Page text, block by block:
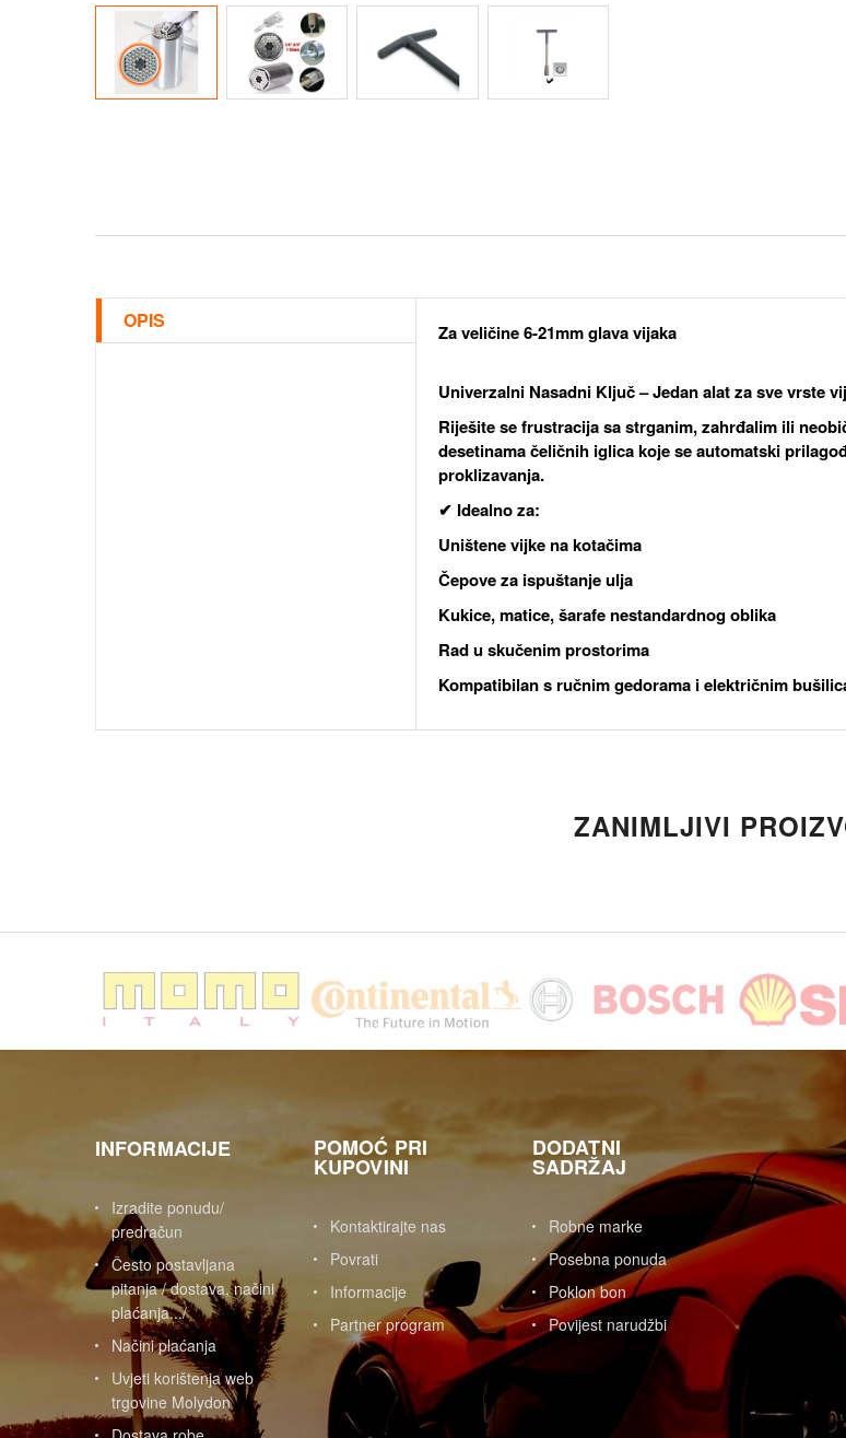
OPIS Za veličine 6-21mm glava vijaka
Univerzalni Nasadni Ključ – Jedan alat za sve vrste
Riješite se frustracija sa strganim, zahrđalim ili
desetinamačeličnih iglicakoje se automatski
proklizavanja.
✔ Idealno za:
Uništene vijke na kotačima
Čepove za ispuštanje ulja
Kukice, matice, šarafe nestandardnog oblika
Rad u skučenim prostorima
Kompatibilan s ručnim gedorama i električnim
ZANIMLJIVI
INFORMACIJE
Izradite ponudu/
predračun
Često postavljana
pitanja / dostava, načini
plaćanja.../
Načini plaćanja
Uvjeti korištenja web
trgovine Molydon
POMOĆ PRI
KUPOVINI
Kontaktirajte nas
Povrati
Informacije
Partner program
DODATNI
SADRŽAJ
Robne marke
Posebna ponuda
Poklon bon
Povijest narudžbi